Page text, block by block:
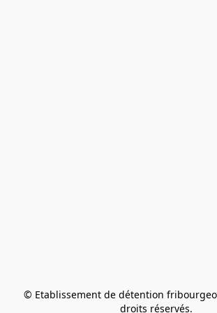
© Etablissement de détention
droits réservés.